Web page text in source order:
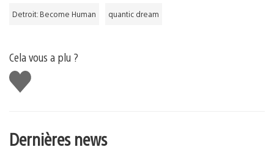
Detroit: Become Human quantic dream
Cela vous a plu ?
J'aime
Dernières news